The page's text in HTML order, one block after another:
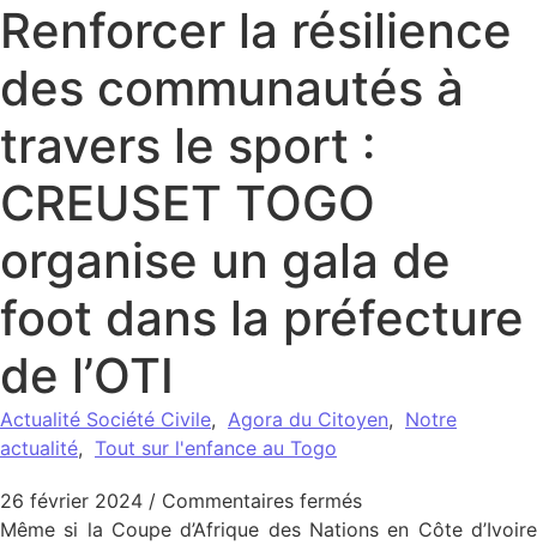
Renforcer la résilience
des communautés à
travers le sport :
CREUSET TOGO
organise un gala de
foot dans la préfecture
de l’OTI
Actualité Société Civile, Agora du Citoyen, Notre
actualité, Tout sur l'enfance au Togo
26 février 2024 / Commentaires ferméssur Renforcer la
Même si la Coupe d’Afrique des Nations en Côte d’Ivoire